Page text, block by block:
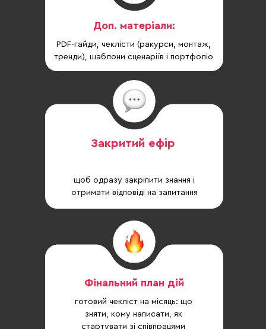
PDF-гайди, чеклісти (ракурси, монтаж,
тренди), шаблони сценаріїв і портфоліо
Доп. матеріали:
щоб одразу закріпити знання і
отримати відповіді на запитання
Закритий ефір
готовий чекліст на місяць: що
зняти, кому написати, як
стартувати зі співпрацями
Фінальний план дій